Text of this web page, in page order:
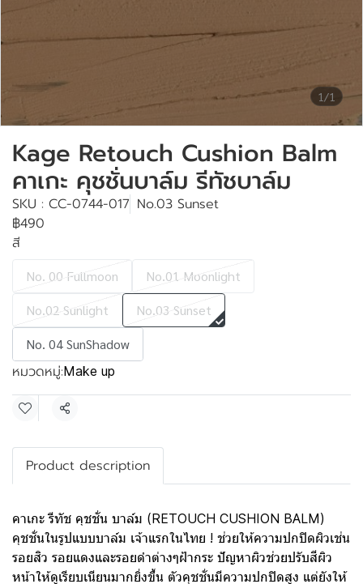
1/1
Kage Retouch Cushion Balm
คาเกะ คุชชั่นบาล์ม รีทัชบาล์ม
SKU : CC-0744-017 No.03 Sunset
฿490
สี
No. 00 Fullmoon
No.01 Moonlight
No.02 Sunlight
No.03 Sunset
No. 04 SunShadow
หมวดหมู่:Make up
แชร์
Product description
คาเกะ รีทัช คุชชั่น บาล์ม (RETOUCH CUSHION BALM)
คุชชั่นในรูปแบบบาล์ม เจ้าแรกในไทย ! ช่วยให้ความปกปิดผิวเช่น
รอยสิว รอยแดงและรอยดำต่างๆฝ้ากระ ปัญหาผิวช่วยปรับสีผิว
หน้าให้ดูเรียบเนียนมากยิ่งขึ้น ตัวคุชชั่นมีความปกปิดสูง แต่ยังให้